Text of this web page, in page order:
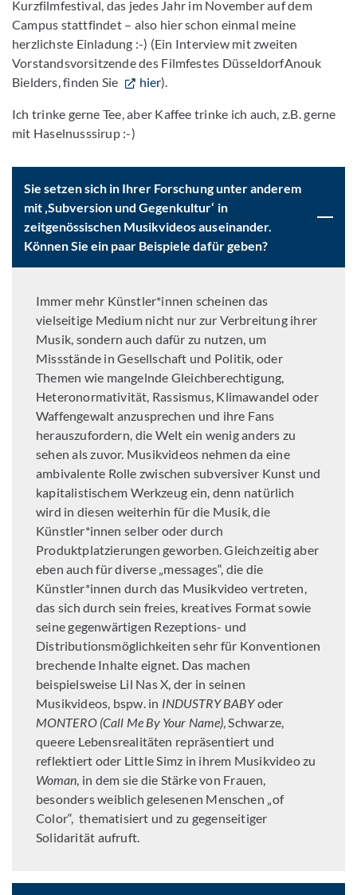
Kurzfilmfestival, das jedes Jahr im November auf dem
Campus stattfindet – also hier schon einmal meine
herzlichste Einladung :-) (Ein Interview mit zweiten
Vorstandsvorsitzende des Filmfestes DüsseldorfAnouk
Bielders, finden Sie
hier).
Ich trinke gerne Tee, aber Kaffee trinke ich auch, z.B. gerne
mit Haselnusssirup :-)
Sie setzen sich in Ihrer Forschung unter anderem
mit ‚Subversion und Gegenkultur‘ in
zeitgenössischen Musikvideos auseinander.
Können Sie ein paar Beispiele dafür geben?
Immer mehr Künstler*innen scheinen das
vielseitige Medium nicht nur zur Verbreitung ihrer
Musik, sondern auch dafür zu nutzen, um
Missstände in Gesellschaft und Politik, oder
Themen wie mangelnde Gleichberechtigung,
Heteronormativität, Rassismus, Klimawandel oder
Waffengewalt anzusprechen und ihre Fans
herauszufordern, die Welt ein wenig anders zu
sehen als zuvor. Musikvideos nehmen da eine
ambivalente Rolle zwischen subversiver Kunst und
kapitalistischem Werkzeug ein, denn natürlich
wird in diesen weiterhin für die Musik, die
Künstler*innen selber oder durch
Produktplatzierungen geworben. Gleichzeitig aber
eben auch für diverse „messages“, die die
Künstler*innen durch das Musikvideo vertreten,
das sich durch sein freies, kreatives Format sowie
seine gegenwärtigen Rezeptions- und
Distributionsmöglichkeiten sehr für Konventionen
brechende Inhalte eignet. Das machen
beispielsweise Lil Nas X, der in seinen
Musikvideos, bspw. in INDUSTRY BABYoder
MONTERO (Call Me By Your Name), Schwarze,
queere Lebensrealitäten repräsentiert und
reflektiert oder Little Simz in ihrem Musikvideo zu
Woman, in dem sie die Stärke von Frauen,
besonders weiblich gelesenen Menschen „of
Color“, thematisiert und zu gegenseitiger
Solidarität aufruft.